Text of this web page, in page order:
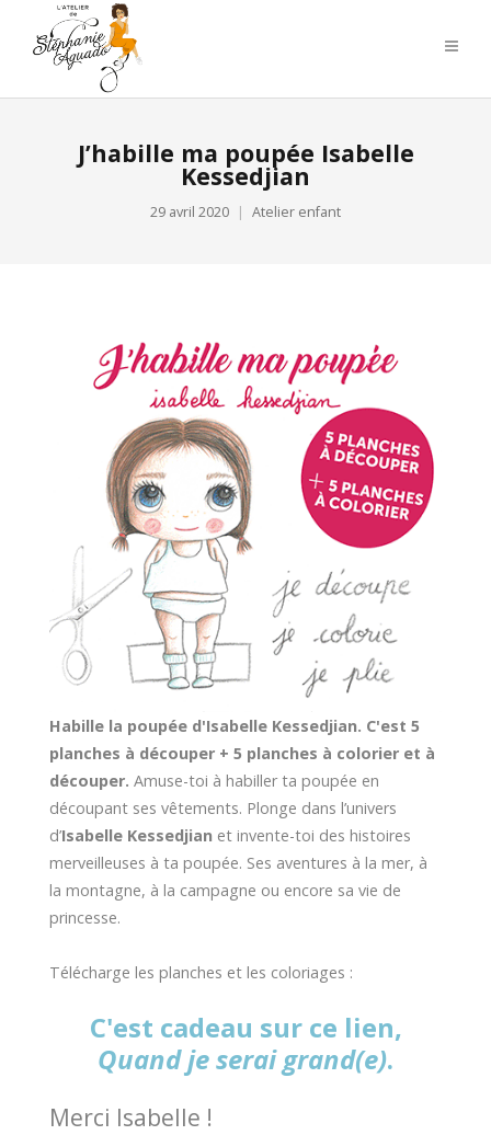
J’habille ma poupée Isabelle
Kessedjian
29 avril 2020 Atelier enfant
Habille la poupée d'Isabelle Kessedjian. C'est 5
planches à découper + 5 planches à colorier et à
découper. Amuse-toi à habiller ta poupée en
découpant ses vêtements. Plonge dans l’univers
d’Isabelle Kessedjian et invente-toi des histoires
merveilleuses à ta poupée. Ses aventures à la mer, à
la montagne, à la campagne ou encore sa vie de
princesse.
Télécharge les planches et les coloriages :
C'est cadeau sur ce lien,
Quand je serai grand(e).
Merci Isabelle !